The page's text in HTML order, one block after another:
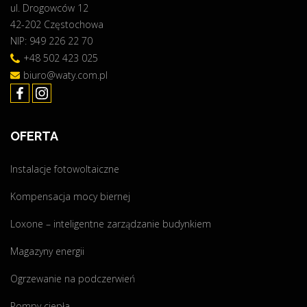
d
z
i
e
o
b
o
i
z
o
w
"
ul. Drogowców 12
42-202 Częstochowa
NIP: 949 226 22 70
+48 502 423 025
biuro@waty.com.pl
OFERTA
Instalacje fotowoltaiczne
Kompensacja mocy biernej
Loxone – inteligentne zarządzanie budynkiem
Magazyny energii
Ogrzewanie na podczerwień